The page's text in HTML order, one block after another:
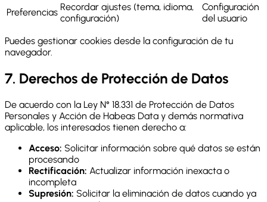
Preferencias Recordar ajustes (tema, idioma,
configuración)
Configuración
del usuario
Puedes gestionar cookies desde la configuración de tu
navegador.
7. Derechos de Protección de Datos
De acuerdo con la Ley N° 18.331 de Protección de Datos
Personales y Acción de Habeas Data y demás normativa
aplicable, los interesados tienen derecho a:
Acceso: Solicitar información sobre qué datos se están
procesando
Rectificación: Actualizar información inexacta o
incompleta
Supresión: Solicitar la eliminación de datos cuando ya